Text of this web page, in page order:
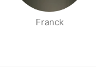
Franck